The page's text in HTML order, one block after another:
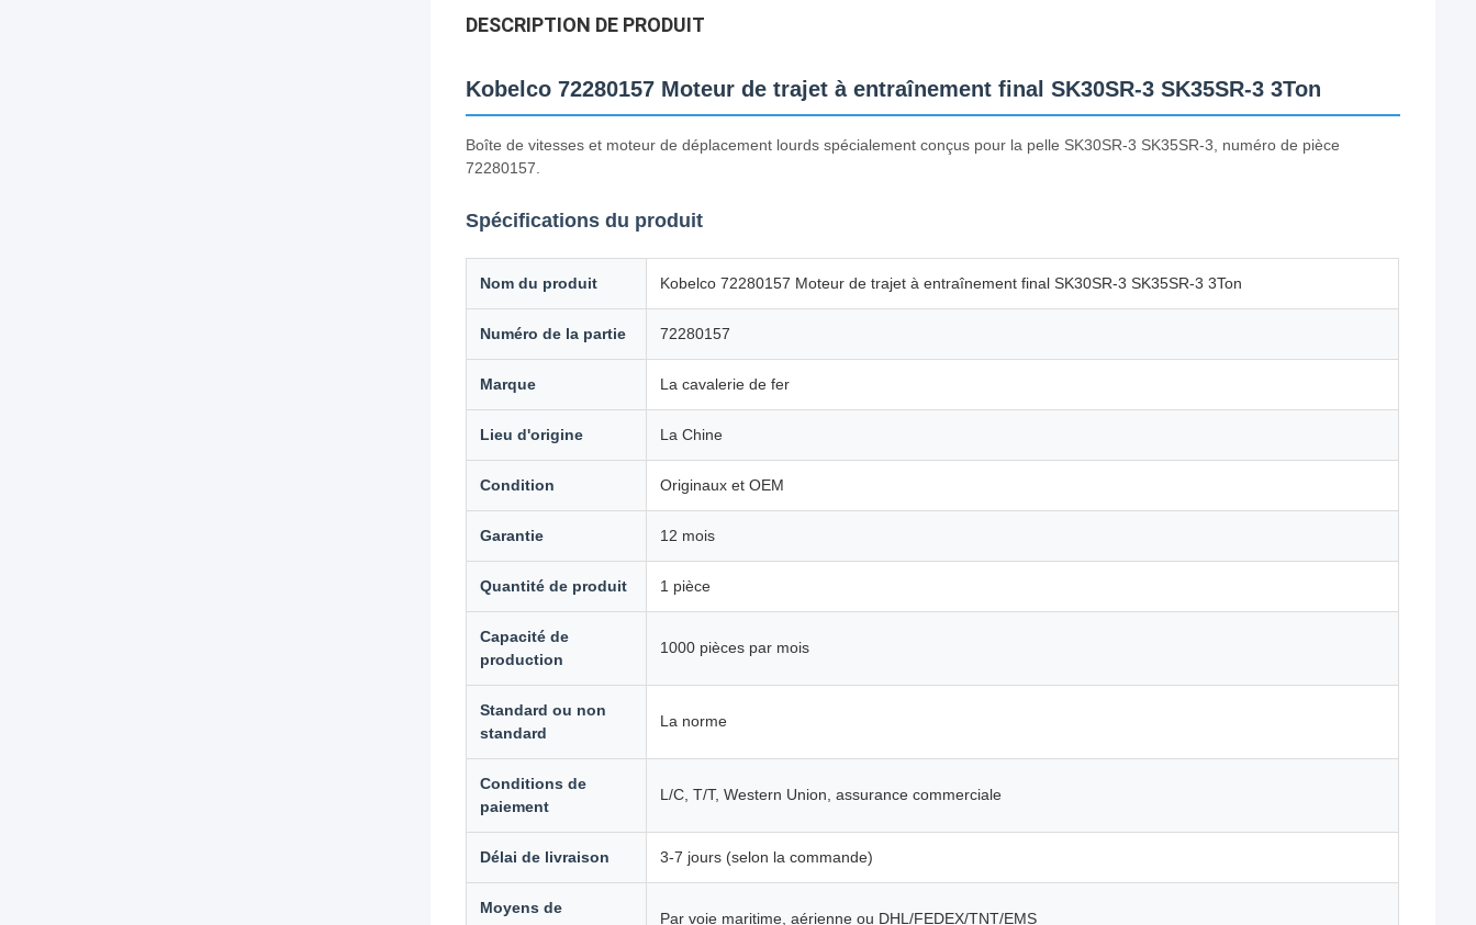
DESCRIPTION DE PRODUIT
Kobelco 72280157 Moteur de trajet à entraînement final SK30SR-3 SK35SR-3 3Ton
Boîte de vitesses et moteur de déplacement lourds spécialement conçus pour la pelle SK30SR-3 SK35SR-3, numéro de pièce
72280157.
Spécifications du produit
Nom du produit Kobelco 72280157 Moteur de trajet à entraînement final SK30SR-3 SK35SR-3 3Ton
Numéro de la partie 72280157
Marque La cavalerie de fer
Lieu d'origine La Chine
Condition Originaux et OEM
Garantie 12 mois
Quantité de produit 1 pièce
Capacité de
production
1000 pièces par mois
Standard ou non
standard
La norme
Conditions de
paiement
L/C, T/T, Western Union, assurance commerciale
Délai de livraison 3-7 jours (selon la commande)
Moyens de
Par voie maritime, aérienne ou DHL/FEDEX/TNT/EMS